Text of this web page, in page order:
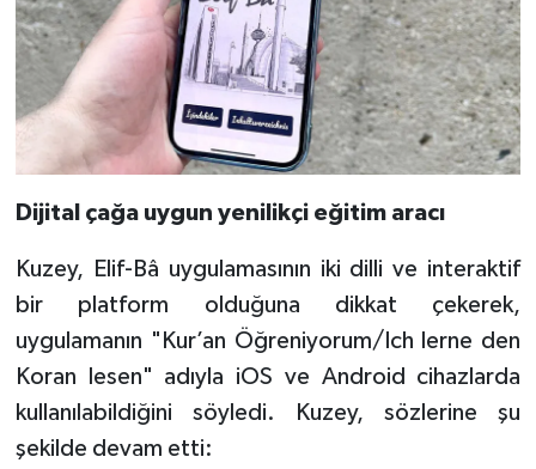
Dijital çağa uygun yenilikçi eğitim aracı
Kuzey, Elif-Bâ uygulamasının iki dilli ve interaktif
bir platform olduğuna dikkat çekerek,
uygulamanın "Kur’an Öğreniyorum/Ich lerne den
Koran lesen" adıyla iOS ve Android cihazlarda
kullanılabildiğini söyledi. Kuzey, sözlerine şu
şekilde devam etti:
Elazığ Müftülüğü
Erzincan Müftülüğü
Erzurum Müftülüğü
Eskişehir Müftülüğü
Gaziantep Müftülüğü
Giresun Müftülüğü
Gümüşhane Müftülüğü
Hakkari Müftülüğü